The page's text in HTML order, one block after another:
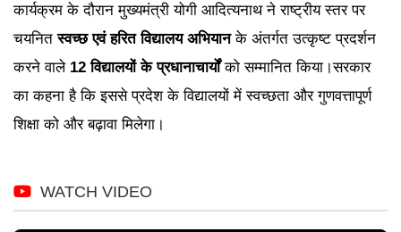
कार्यक्रम के दौरान मुख्यमंत्री योगी आदित्यनाथ ने राष्ट्रीय स्तर पर
चयनितस्वच्छ एवं हरित विद्यालय अभियानके अंतर्गत उत्कृष्ट प्रदर्शन
करने वाले 12 विद्यालयों के प्रधानाचार्योंको सम्मानित किया।सरकार
का कहना है कि इससे प्रदेश के विद्यालयों में स्वच्छता और गुणवत्तापूर्ण
शिक्षा को और बढ़ावा मिलेगा।
WATCH VIDEO